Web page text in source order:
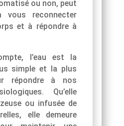
ou non, peut
vous reconnecter
et à répondre à
l’eau est la
simple et la plus
répondre à nos
Qu’elle
ou infusée de
elle demeure